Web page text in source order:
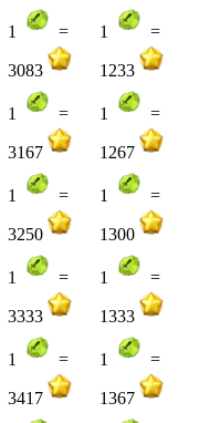
1 =
3083
1 =
1233
1 =
3167
1 =
1267
1 =
3250
1 =
1300
1 =
3333
1 =
1333
1 =
3417
1 =
1367